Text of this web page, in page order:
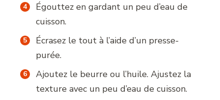
Égouttez en gardant un peu d’eau de
cuisson.
Écrasez le tout à l’aide d’un presse-
purée.
Ajoutez le beurre ou l’huile. Ajustez la
texture avec un peu d’eau de cuisson.